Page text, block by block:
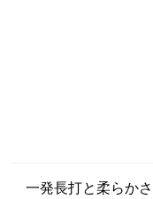
一発長打と柔らかさ